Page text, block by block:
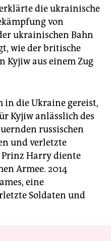
die ukrainische
von
ukrainischen Bahn
wie der britische
Kyjiw aus einem Zug
in die Ukraine gereist,
Kyjiw anlässlich des
russischen
und verletzte
Harry diente
Armee. 2014
eine
Soldaten und